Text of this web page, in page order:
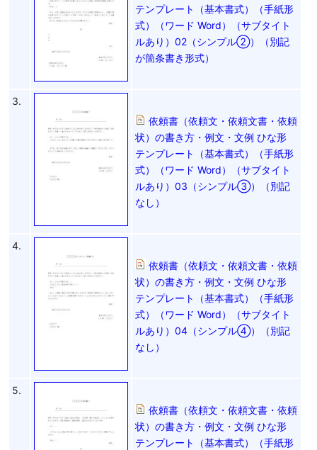
テンプレート（基本書式）（手紙形
式）（ワード Word）（サブタイト
ルあり）02（シンプル②）（別記
が箇条書き形式）
3.
依頼書（依頼文・依頼文書・依頼
状）の書き方・例文・文例 ひな形
テンプレート（基本書式）（手紙形
式）（ワード Word）（サブタイト
ルあり）03（シンプル③）（別記
なし）
4.
依頼書（依頼文・依頼文書・依頼
状）の書き方・例文・文例 ひな形
テンプレート（基本書式）（手紙形
式）（ワード Word）（サブタイト
ルあり）04（シンプル④）（別記
なし）
5.
依頼書（依頼文・依頼文書・依頼
状）の書き方・例文・文例 ひな形
テンプレート（基本書式）（手紙形